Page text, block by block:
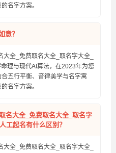
名字方案。
意？
全_免费取名大全_取名字大全_
理与现代AI算法，在2023年为您
五行平衡、音律美学与名字寓
名字方案。
名大全_免费取名大全_取名字
工起名有什么区别？
全_免费取名大全_取名字大全_